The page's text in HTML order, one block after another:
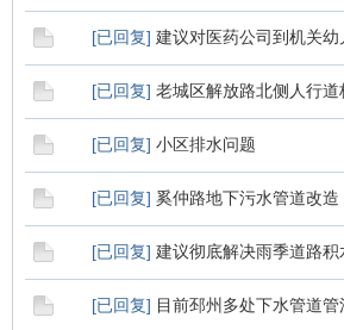
[已回复] 建议对医药公司到机关
[已回复] 老城区解放路北侧人行道
[已回复] 小区排水问题
[已回复] 奚仲路地下污水管道改造
[已回复] 建议彻底解决雨季道路积
[已回复] 目前邳州多处下水管道